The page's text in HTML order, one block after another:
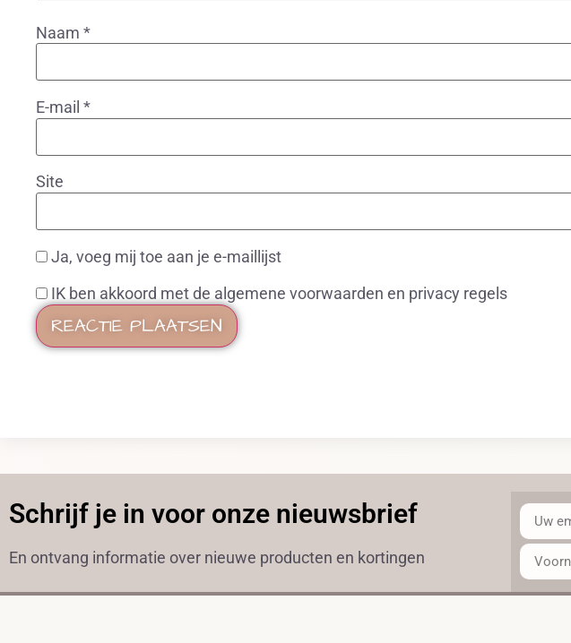
Naam *
E-mail *
Site
Ja, voeg mij toe aan je e-maillijst
IK ben akkoord met de algemene voorwaarden en privacy regels
Schrijf je in voor onze nieuwsbrief
En ontvang informatie over nieuwe producten en kortingen